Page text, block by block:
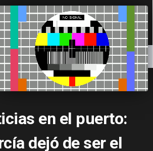
NACIONAL DEPORTES
en el puerto:
dejó de ser el